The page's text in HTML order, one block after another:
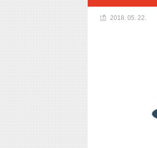
2018. 05. 22.